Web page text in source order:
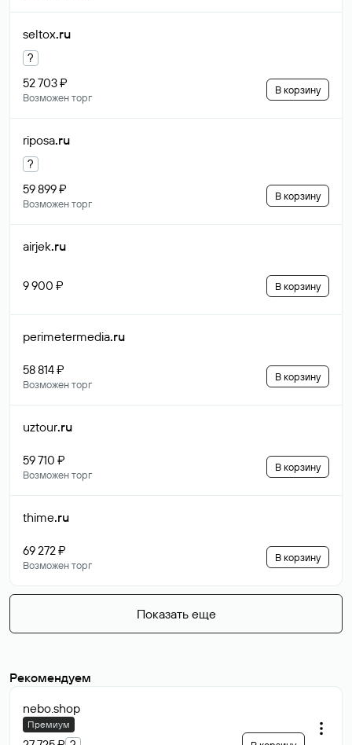
seltox.ru
?
52 703 ₽
Возможен торг
В корзину
riposa.ru
?
59 899 ₽
Возможен торг
В корзину
airjek.ru
9 900 ₽ В корзину
perimetermedia.ru
58 814 ₽
Возможен торг
В корзину
uztour.ru
59 710 ₽
Возможен торг
В корзину
thime.ru
69 272 ₽
Возможен торг
В корзину
Показать еще
Рекомендуем
nebo.shop
Премиум